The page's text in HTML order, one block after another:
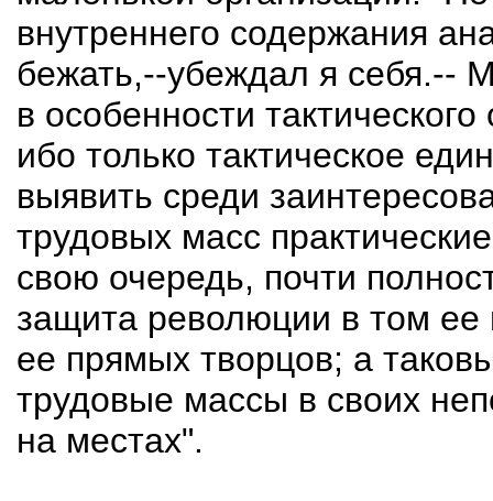
внутреннего содержания
бежать,--убеждал я себя.--
в особенности
ибо только тактическое
выявить среди
трудовых масс
свою очередь, почти
защита революции в том
ее прямых творцов; а
трудовые массы в своих
на местах".